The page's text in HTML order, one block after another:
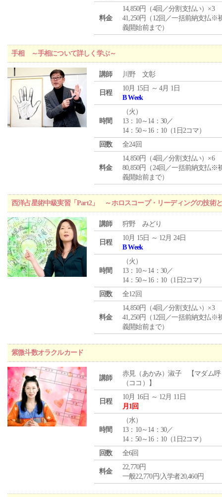
料金
14,850円（4回／分割支払い）×3
41,250円（12回／一括前納支払※
義開始前まで）
手相 ～手相について詳しく学ぶ～
講師 川野 文彰
日程
10月 15日 ～ 4月 1日
B Week
時間
（火 ）
13：10～14：30／
14：50～16：10（1日2コマ）
回数
全24回
料金
14,850円（4回／分割支払い）×6
80,850円（24回／一括前納支払※
義開始前まで）
西洋占星術中級実習「Part2」 ～ホロスコープ・リーディングの技術
講師 狩野 みどり
日程
10月 15日 ～ 12月 24日
B Week
時間
（火 ）
13：10～14：30／
14：50～16：10（1日2コマ）
回数
全12回
料金
14,850円（4回／分割支払い）×3
41,250円（12回／一括前納支払※
義開始前まで）
紫微斗数オラクルカード
講師
赤見（あかみ）淑子 【マダム呼
（ココ）】
日程
10月 16日 ～ 12月 11日
月1回
時間
（水）
13：10～14：30／
14：50～16：10（1日2コマ）
回数
全6回
料金
22,770円
一般22,770円/入学者20,460円